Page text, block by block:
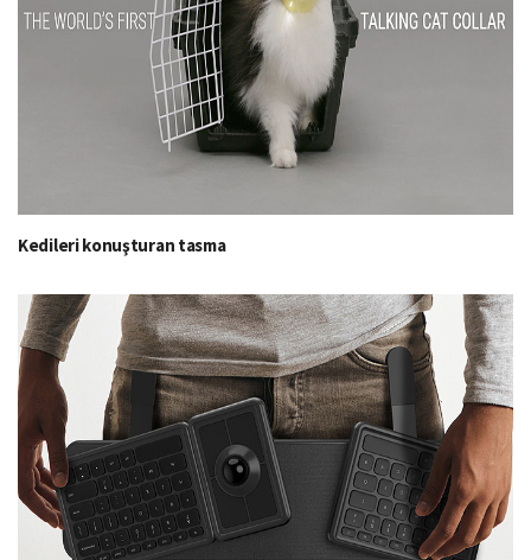
Kedileri konuşturan tasma